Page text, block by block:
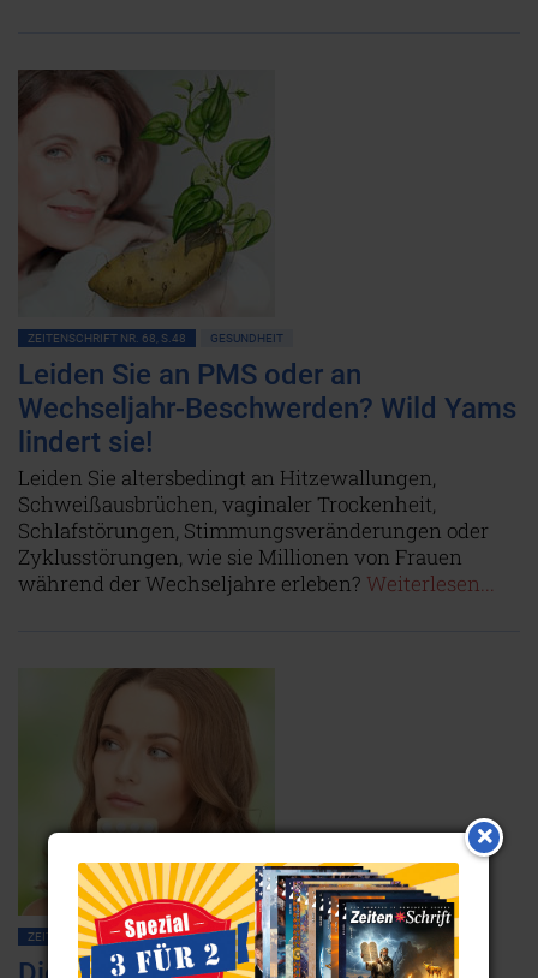
ZEITENSCHRIFT NR. 68, S.48 GESUNDHEIT
Leiden Sie an PMS oder an
Wechseljahr-Beschwerden? Wild Yams
lindert sie!
Leiden Sie altersbedingt an Hitzewallungen,
Schweißausbrüchen, vaginaler Trockenheit,
Schlafstörungen, Stimmungsveränderungen oder
Zyklusstörungen, wie sie Millionen von Frauen
während der Wechseljahre erleben? Weiterlesen...
ZEITENSCHRIFT NR. 54, S.28 GESUNDHEIT